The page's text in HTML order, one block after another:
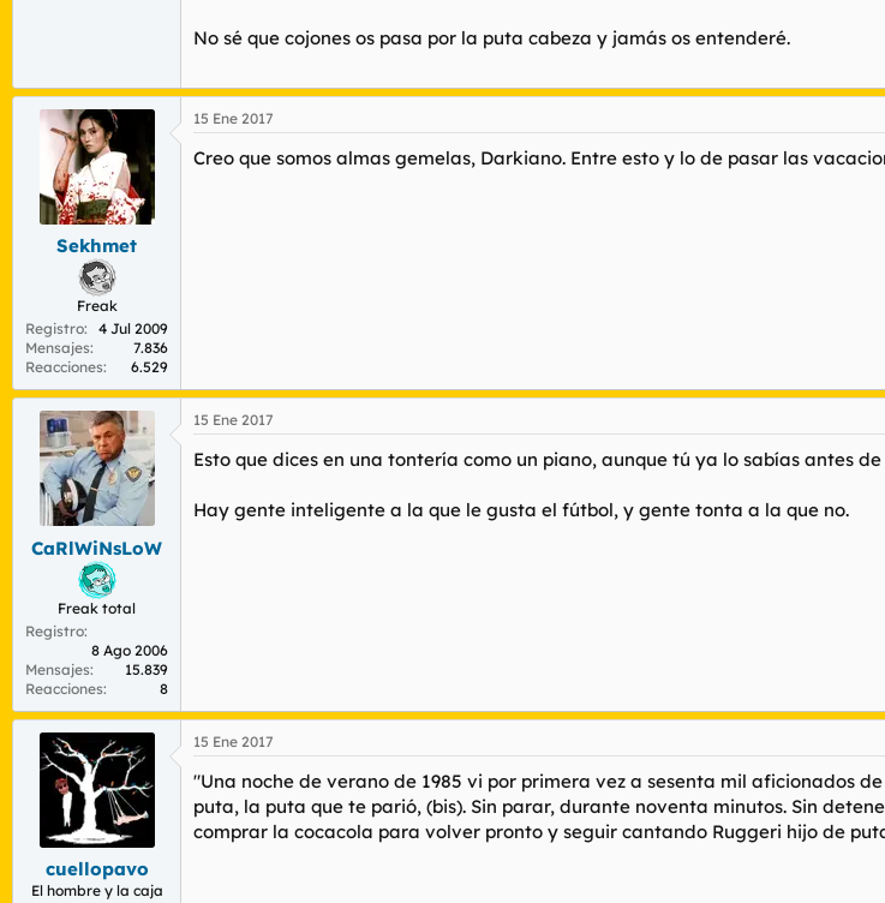
No sé que cojones os pasa por la puta cabeza y jamás os entenderé.
Sekhmet
Freak
Registro
4 Jul 2009
Mensajes
7.836
Reacciones
6.529
15 Ene 2017
Creo que somos almas gemelas, Darkiano. Entre esto y lo de pasar las
CaRlWiNsLoW
Freak total
Registro
8 Ago 2006
Mensajes
15.839
Reacciones
8
15 Ene 2017
Esto que dices en una tontería como un piano, aunque tú ya lo sabías antes
Hay gente inteligente a la que le gusta el fútbol, y gente tonta a la que no.
cuellopavo
El hombre y la caja
15 Ene 2017
"Una noche de verano de 1985 vi por primera vez a sesenta mil aficionados
puta, la puta que te parió, (bis). Sin parar, durante noventa minutos. Sin
comprar la cocacola para volver pronto y seguir cantando Ruggeri hijo de